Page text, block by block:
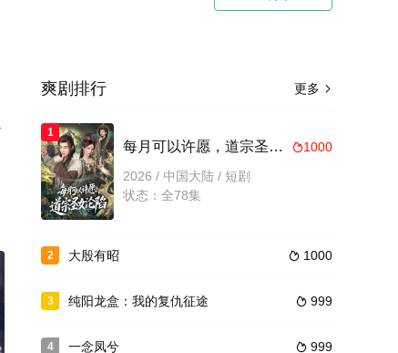
更多 
爽剧排行
1
1000
每月可以许愿，道宗圣女沦陷
2026 / 中国大陆 / 短剧
状态：全78集
2  1000
大殷有昭
3  999
纯阳龙盒：我的复仇征途
4  999
一念凤兮